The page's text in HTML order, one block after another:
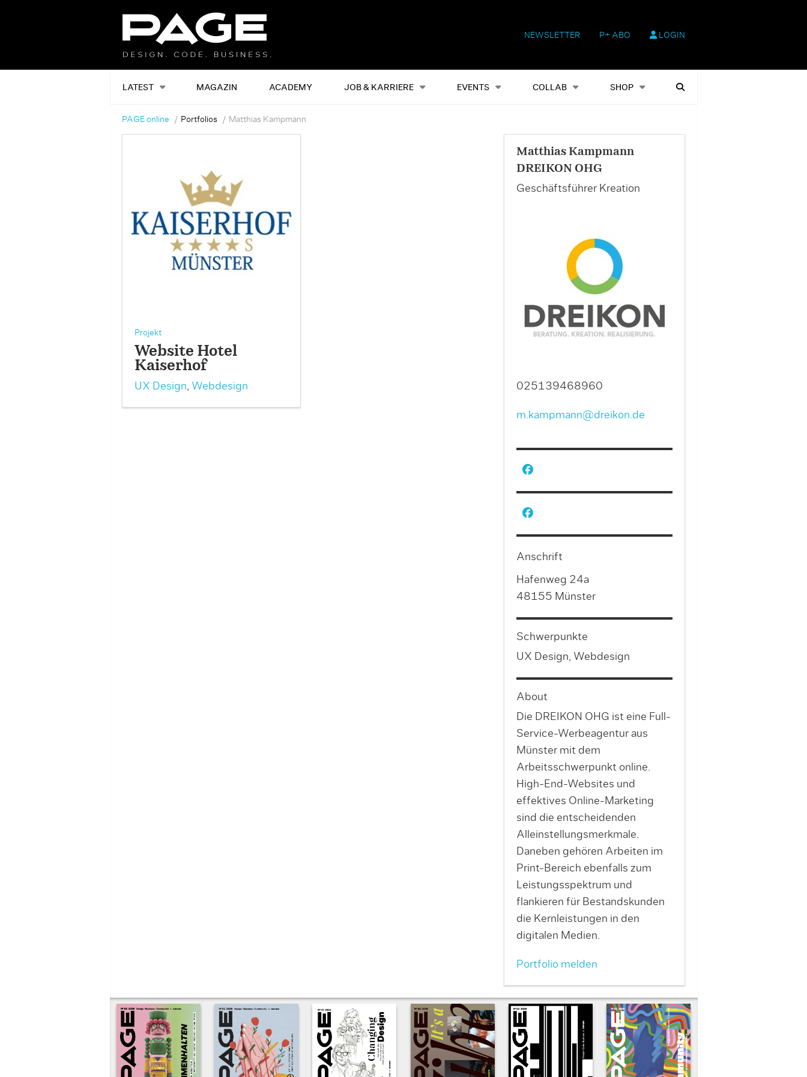
NEWSLETTER P+ ABO LOGIN
LATEST MAGAZIN ACADEMY JOB & KARRIERE EVENTS COLLAB SHOP
Alles Events Shop Heftausgaben Suchen
PAGE online Portfolios Matthias Kampmann
Projekt
Website Hotel
Kaiserhof
UX Design, Webdesign
Matthias Kampmann
DREIKON OHG
Geschäftsführer Kreation
025139468960
m.kampmann@dreikon.de
Anschrift
Hafenweg 24a
48155 Münster
Schwerpunkte
UX Design, Webdesign
About
Die DREIKON OHG ist eine Full-
Service-Werbeagentur aus
Münster mit dem
Arbeitsschwerpunkt online.
High-End-Websites und
effektives Online-Marketing
sind die entscheidenden
Alleinstellungsmerkmale.
Daneben gehören Arbeiten im
Print-Bereich ebenfalls zum
Leistungsspektrum und
flankieren für Bestandskunden
die Kernleistungen in den
digitalen Medien.
Portfolio melden